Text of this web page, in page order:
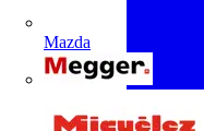
Mazda